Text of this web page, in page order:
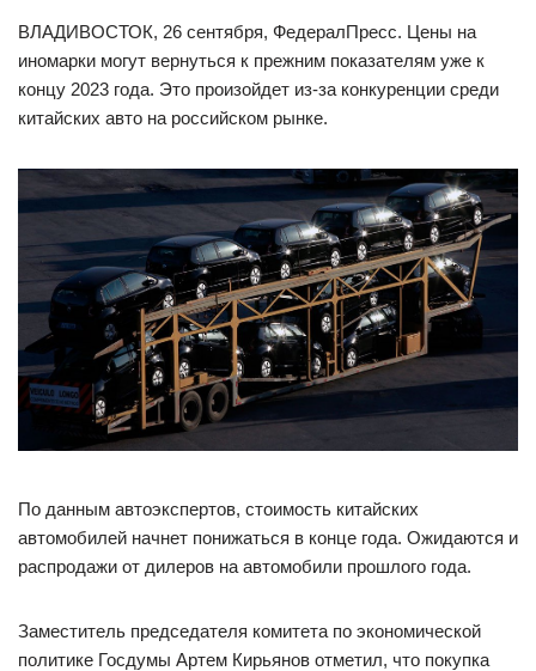
ВЛАДИВОСТОК, 26 сентября, ФедералПресс. Цены на
иномарки могут вернуться к прежним показателям уже к
концу 2023 года. Это произойдет из-за конкуренции среди
китайских авто на российском рынке.
По данным автоэкспертов, стоимость китайских
автомобилей начнет понижаться в конце года. Ожидаются и
распродажи от дилеров на автомобили прошлого года.
Заместитель председателя комитета по экономической
политике Госдумы Артем Кирьянов отметил, что покупка